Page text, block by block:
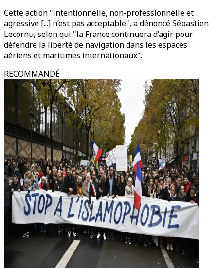
Cette action "intentionnelle, non-professionnelle et
agressive [...] n’est pas acceptable", a dénoncé Sébastien
Lecornu, selon qui "la France continuera d’agir pour
défendre la liberté de navigation dans les espaces
aériens et maritimes internationaux".
RECOMMANDÉ